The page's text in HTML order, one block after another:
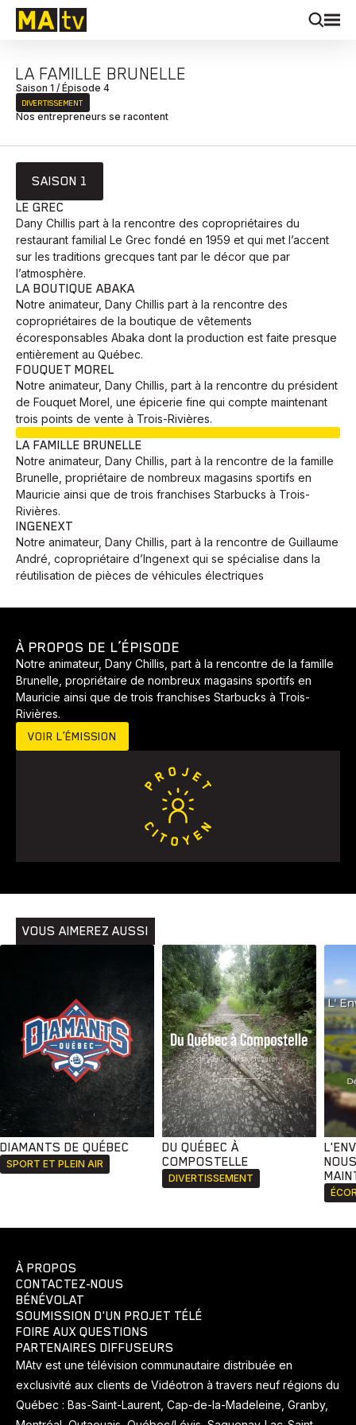
Bingo
Histoires Pêche
LA FAMILLE BRUNELLE
Saison 1 / Épisode 4
DIVERTISSEMENT
Nos entrepreneurs se racontent
SAISON 1
LE GREC
Dany Chillis part à la rencontre des copropriétaires du
restaurant familial Le Grec fondé en 1959 et qui met l’accent
sur les traditions grecques tant par le décor que par
l’atmosphère.
LA BOUTIQUE ABAKA
Notre animateur, Dany Chillis part à la rencontre des
copropriétaires de la boutique de vêtements
écoresponsables Abaka dont la production est faite presque
entièrement au Québec.
FOUQUET MOREL
Notre animateur, Dany Chillis, part à la rencontre du président
de Fouquet Morel, une épicerie fine qui compte maintenant
trois points de vente à Trois-Rivières.
LA FAMILLE BRUNELLE
Notre animateur, Dany Chillis, part à la rencontre de la famille
Brunelle, propriétaire de nombreux magasins sportifs en
Mauricie ainsi que de trois franchises Starbucks à Trois-
Rivières.
INGENEXT
Notre animateur, Dany Chillis, part à la rencontre de Guillaume
André, copropriétaire d’Ingenext qui se spécialise dans la
réutilisation de pièces de véhicules électriques
À PROPOS DE L’ÉPISODE
Notre animateur, Dany Chillis, part à la rencontre de la famille
Brunelle, propriétaire de nombreux magasins sportifs en
Mauricie ainsi que de trois franchises Starbucks à Trois-
Rivières.
VOIR L’ÉMISSION
VOUS AIMEREZ AUSSI
DIAMANTS DE QUÉBEC
SPORT ET PLEIN AIR
DU QUÉBEC À
COMPOSTELLE
DIVERTISSEMENT
À PROPOS
CONTACTEZ-NOUS
BÉNÉVOLAT
SOUMISSION D'UN PROJET TÉLÉ
FOIRE AUX QUESTIONS
PARTENAIRES DIFFUSEURS
MAtv est une télévision communautaire distribuée en
exclusivité aux clients de Vidéotron à travers neuf régions du
Québec : Bas-Saint-Laurent, Cap-de-la-Madeleine, Granby,